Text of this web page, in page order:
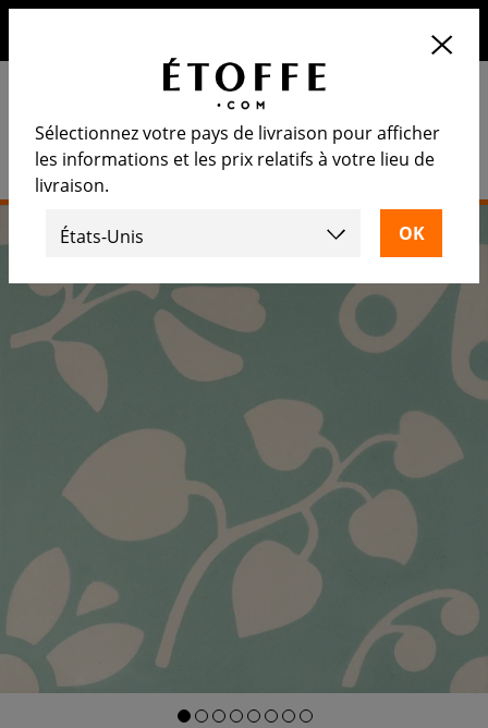
Sélectionnez votre pays de livraison pour afficher
les informations et les prix relatifs à votre lieu de
livraison.